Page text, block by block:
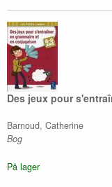
Des jeux pour
Barnoud, Catherine
Bog
På lager